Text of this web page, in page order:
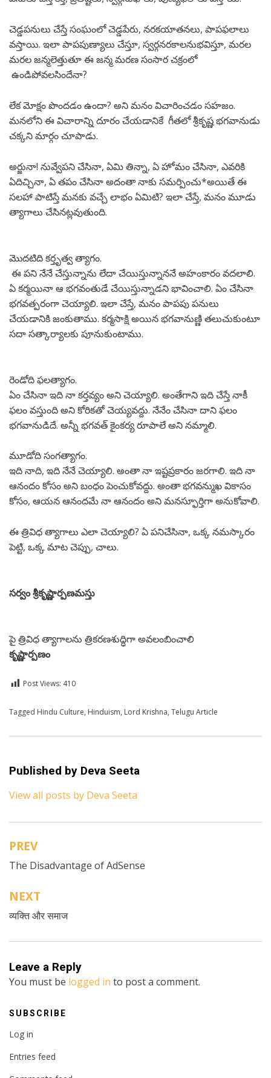
చెడ్డపనులు చేస్తే సంఘంలో చెడ్డపేరు, నరకయాతనలు, పాపఫలాలు
వస్తాయి. ఇలా పాపపుణ్యాలు చేస్తూ, స్వర్గనరకాలనుభవిస్తూ, మరల
మరల జన్మలెత్తుతూ ఈ జన్మ మరణ సంసార చక్రంలో
ఉండిపోవలసిందేనా?
లేక మోక్షం పొందడం ఉందా? అని మనం విచారించడం సహజం.
మనలోని ఈ విచారాన్ని దూరం చేయడానికే గీతలో శ్రీకృష్ణ భగవానుడు
చక్కని మార్గం చూపాడు.
అర్జునా! నువ్వేపని చేసినా, ఏమి తిన్నా, ఏ హోమం చేసినా, ఎవరికి
ఏదిచ్చినా, ఏ తపం చేసినా అదంతా నాకు సమర్పించు*అయితే ఈ
సలహా పాటిస్తే మనకు వచ్చే లాభం ఏమిటి? ఇలా చేస్తే, మనం మూడు
త్యాగాలు చేసినట్లవుతుంది.
మొదటిది కర్తృత్వ త్యాగం.
ఈ పని నేనే చేస్తున్నాను లేదా చేయిస్తున్నాననే అహంకారం వదలాలి.
ఏ కర్మయినా ఆ భగవంతుడే చేయిస్తున్నాడని భావించాలి. ఏం చేసినా
భగవత్పరంగా చెయ్యాలి. ఇలా చేస్తే, మనం పాపపు పనులు
చేయడానికి జంకుతాము. కర్మసాక్షి అయిన భగవానుణ్ణి తలుచుకుంటూ
సదా సత్కార్యాలకు పూనుకుంటాము.
రెండోది ఫలత్యాగం.
ఏం చేసినా ఇది నా కర్తవ్యం అని చెయ్యాలి. అంతేగాని ఇది చేస్తే నాకీ
ఫలం వస్తుంది అని కోరికతో చెయ్యవద్దు. నేనేం చేసినా దాని ఫలం
భగవానుడిదే. అన్నీ భగవత్ కైంకర్య రూపాలే అని నమ్మాలి.
మూడోది సంగత్యాగం.
ఇది నాది, ఇది నేనే చెయ్యాలి. అంతా నా ఇష్టప్రకారం జరగాలి. ఇది నా
ఆనందం కోసం అని బంధం పెంచుకోవద్దు. అంతా భగవన్ముఖ వికాసం
కోసం, ఆయన ఆనందమే నా ఆనందం అని మనస్ఫూర్తిగా అనుకోవాలి.
ఈ త్రివిధ త్యాగాలు ఎలా చెయ్యాలి? ఏ పనిచేసినా, ఒక్క నమస్కారం
పెట్టి, ఒక్క మాట చెప్పు, చాలు.
సర్వం శ్రీకృష్ణార్పణమస్తు
పై త్రివిధ త్యాగాలను త్రికరణశుద్ధిగా అవలంబించాలి
కృష్ణార్పణం
Post Views: 410
Posted inTelugu
Tagged Hindu Culture, Hinduism, Lord Krishna, Telugu Article
Published by Deva Seeta
View all posts by Deva Seeta
Post
navigation
PREV
The Disadvantage of AdSense
NEXT
व्यक्ति और समाज
Leave a Reply
You must be logged in to post a comment.
SUBSCRIBE
Log in
Entries feed